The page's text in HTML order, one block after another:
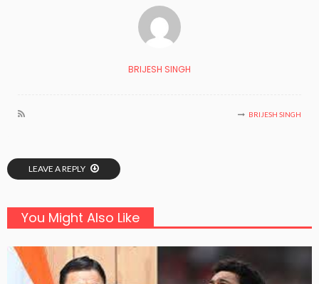
BRIJESH SINGH
BRIJESH SINGH
LEAVE A REPLY
You Might Also Like